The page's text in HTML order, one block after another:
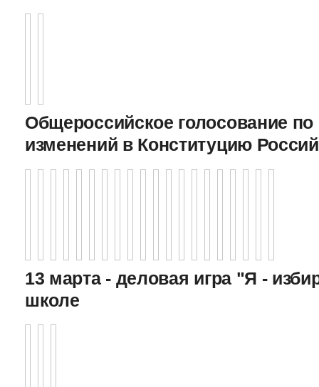
Общероссийское голосование
изменений в Конституцию
13 марта - деловая игра "Я -
школе